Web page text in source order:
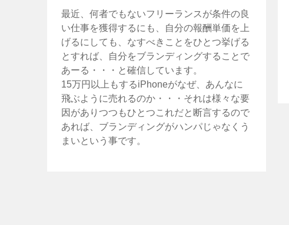
最近、何者でもないフリーランスが条件の良
い仕事を獲得するにも、自分の報酬単価を上
げるにしても、なすべきことをひとつ挙げる
とすれば、自分をブランディングすることで
あーる・・・と確信しています。
15万円以上もするiPhoneがなぜ、あんなに
飛ぶように売れるのか・・・それは様々な要
因がありつつもひとつこれだと断言するので
あれば、ブランディングがハンパじゃなくう
まいという事です。